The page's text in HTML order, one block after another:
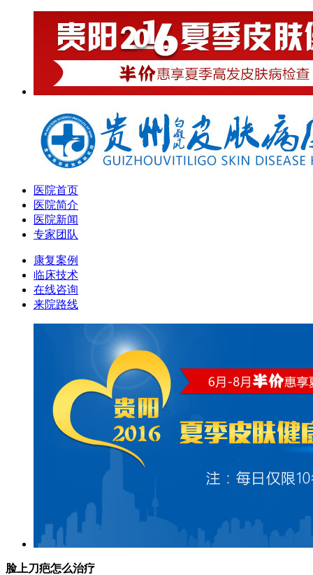
医院首页
医院简介
医院新闻
专家团队
康复案例
临床技术
在线咨询
来院路线
脸上刀疤怎么治疗